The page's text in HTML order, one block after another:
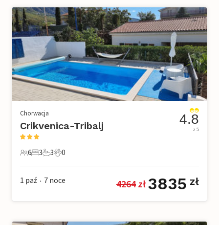
Chorwacja
Crikvenica-Tribalj
6 Goście
6
3 Sypialnie
3
3 Łazienki
3
0 Zwierzęta domowe
0
4.8
z 5
1 paź • 7 noce 4264 zł 3835 zł